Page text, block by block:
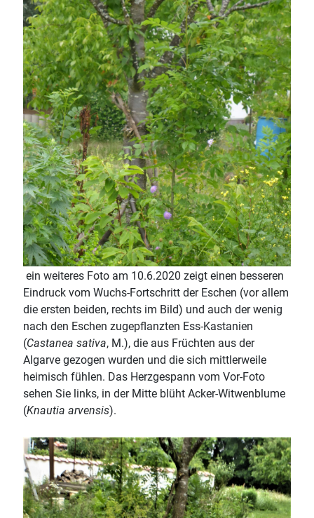
ein weiteres Foto am 10.6.2020 zeigt einen besseren
Eindruck vom Wuchs-Fortschritt der Eschen (vor allem
die ersten beiden, rechts im Bild) und auch der wenig
nach den Eschen zugepflanzten Ess-Kastanien
(Castanea sativa, M.), die aus Früchten aus der
Algarve gezogen wurden und die sich mittlerweile
heimisch fühlen. Das Herzgespann vom Vor-Foto
sehen Sie links, in der Mitte blüht Acker-Witwenblume
(Knautia arvensis).